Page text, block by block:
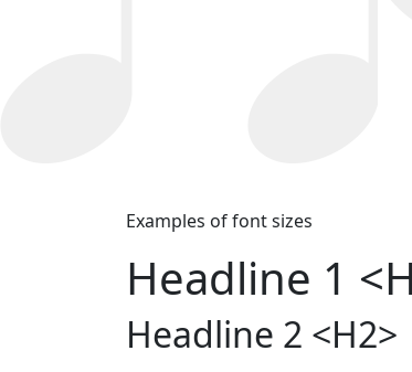
Examples of font sizes
Headline 1
Headline 2 <H2>